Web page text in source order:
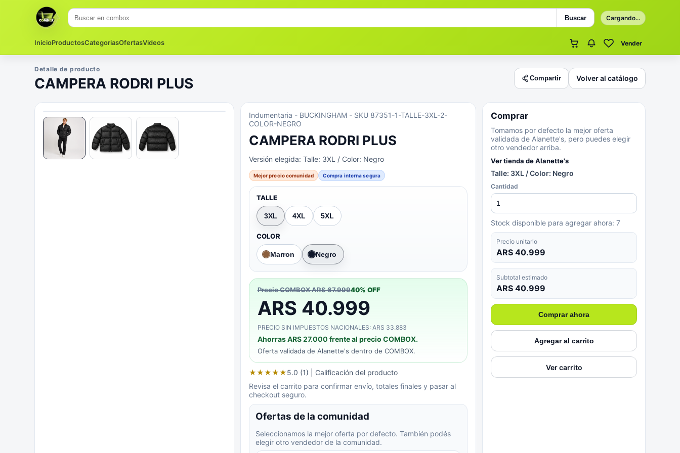
Buscar Cargando...
InicioProductosCategoriasOfertasVideos Vender
Detalle de producto
CAMPERA RODRI PLUS Compartir Volver al catálogo
Indumentaria - BUCKINGHAM- SKU 87351-1-TALLE-3XL-2-
COLOR-NEGRO
CAMPERA RODRI PLUS
Versión elegida: Talle: 3XL / Color: Negro
Mejor precio comunidad Compra interna segura
TALLE
3XL 4XL 5XL
COLOR
Marron Negro
Precio COMBOXARS 67.99940% OFF
ARS 40.999
PRECIO SIN IMPUESTOS NACIONALES: ARS 33.883
AhorrasARS 27.000 frente al precio COMBOX.
Oferta validada de Alanette's dentro de COMBOX.
★★★★★5.0 (1) | Calificación del producto
Revisa el carrito para confirmar envío, totales finales y pasar al
checkout seguro.
Ofertas de la comunidad
Seleccionamos la mejor oferta por defecto. También podés
elegir otro vendedor de la comunidad.
Comprar
Tomamos por defecto la mejor oferta
validada de Alanette's, pero puedes elegir
otro vendedor arriba.
Ver tienda deAlanette's
Talle: 3XL / Color: Negro
Cantidad
Stock disponible para agregar ahora:7
Precio unitario
ARS 40.999
Subtotal estimado
ARS 40.999
Comprar ahora
Agregar al carrito
Ver carrito